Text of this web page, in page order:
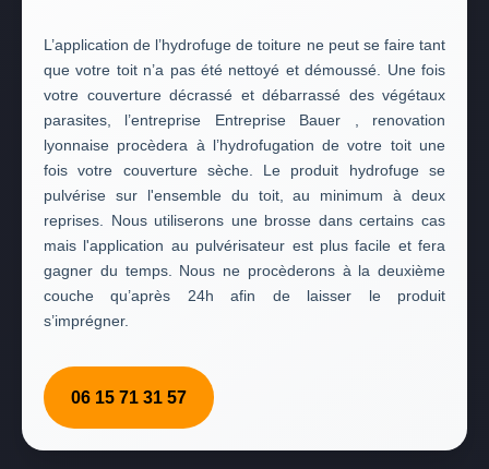
L’application de l’hydrofuge de toiture ne peut se faire tant
que votre toit n’a pas été nettoyé et démoussé. Une fois
votre couverture décrassé et débarrassé des végétaux
parasites, l’entreprise Entreprise Bauer , renovation
lyonnaise procèdera à l’hydrofugation de votre toit une
fois votre couverture sèche. Le produit hydrofuge se
pulvérise sur l'ensemble du toit, au minimum à deux
reprises. Nous utiliserons une brosse dans certains cas
mais l'application au pulvérisateur est plus facile et fera
gagner du temps. Nous ne procèderons à la deuxième
couche qu’après 24h afin de laisser le produit
s’imprégner.
06 15 71 31 57